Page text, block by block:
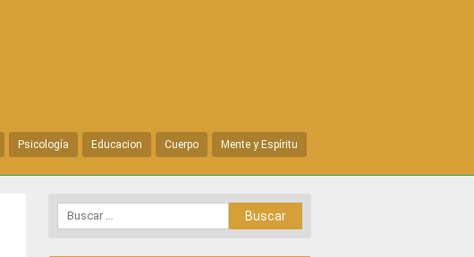
Psicología Educacion Cuerpo Mente y Espíritu